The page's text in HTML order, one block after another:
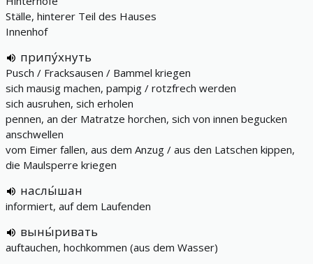
Ställe, hinterer Teil des Hauses
Innenhof
припу́хнуть
Pusch / Fracksausen / Bammel kriegen
sich mausig machen, pampig / rotzfrech werden
sich ausruhen, sich erholen
pennen, an der Matratze horchen, sich von innen begucken
anschwellen
vom Eimer fallen, aus dem Anzug / aus den Latschen kippen,
die Maulsperre kriegen
наслы́шан
informiert, auf dem Laufenden
выны́ривать
auftauchen, hochkommen (aus dem Wasser)